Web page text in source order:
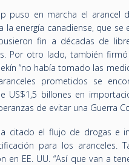
puso en marcha el
la energía canadiense, que
fin a décadas de
Por otro lado, también
“no había tomado las
prometidos se
US$1,5 billones en
de evitar una Guerra
citado el flujo de drogas e
para los aranceles.
en EE. UU. “Así que van a